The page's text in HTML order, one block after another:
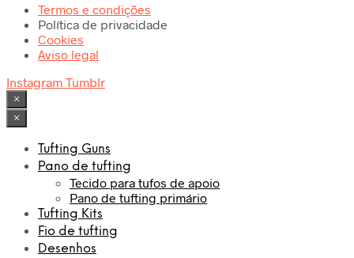
Termos e condições
Política de privacidade
Cookies
Aviso legal
Instagram Tumblr
×
×
Tufting Guns
Pano de tufting
Tecido para tufos de apoio
Pano de tufting primário
Tufting Kits
Fio de tufting
Desenhos